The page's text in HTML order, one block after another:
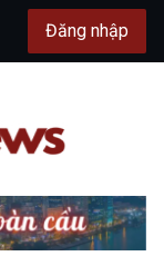
Đăng nhập